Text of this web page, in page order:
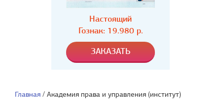
Настоящий
Гознак: 19.980 р.
Главная / Академия права и управления (институт)